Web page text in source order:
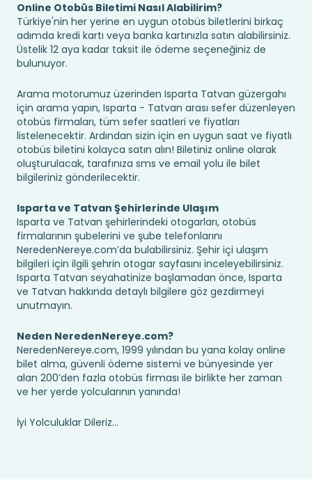
Online Otobüs Biletimi Nasıl Alabilirim?
Türkiye'nin her yerine en uygun otobüs biletlerini birkaç
adımda kredi kartı veya banka kartınızla satın alabilirsiniz.
Üstelik 12 aya kadar taksit ile ödeme seçeneğiniz de
bulunuyor.
Arama motorumuz üzerinden Isparta Tatvan güzergahı
için arama yapın, Isparta - Tatvan arası sefer düzenleyen
otobüs firmaları, tüm sefer saatleri ve fiyatları
listelenecektir. Ardından sizin için en uygun saat ve fiyatlı
otobüs biletini kolayca satın alın! Biletiniz online olarak
oluşturulacak, tarafınıza sms ve email yolu ile bilet
bilgileriniz gönderilecektir.
Isparta ve Tatvan Şehirlerinde Ulaşım
Isparta ve Tatvan şehirlerindeki otogarları, otobüs
firmalarının şubelerini ve şube telefonlarını
NeredenNereye.com’da bulabilirsiniz. Şehir içi ulaşım
bilgileri için ilgili şehrin otogar sayfasını inceleyebilirsiniz.
Isparta Tatvan seyahatinize başlamadan önce, Isparta
ve Tatvan hakkında detaylı bilgilere göz gezdirmeyi
unutmayın.
Neden NeredenNereye.com?
NeredenNereye.com, 1999 yılından bu yana kolay online
bilet alma, güvenli ödeme sistemi ve bünyesinde yer
alan 200’den fazla otobüs firması ile birlikte her zaman
ve her yerde yolcularının yanında!
İyi Yolculuklar Dileriz...